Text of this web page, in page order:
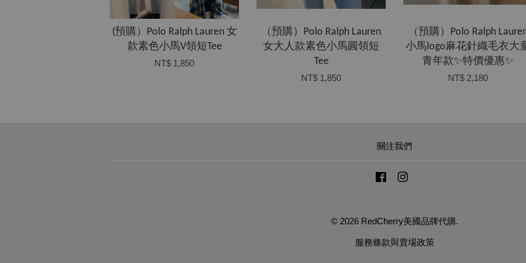
(預購）Polo Ralph Lauren 女
款素色小馬V領短Tee
NT$ 1,850
（預購）Polo Ralph Lauren
女大人款素色小馬圓領短
Tee
NT$ 1,850
（預購）Polo Ralph
小馬logo麻花針織毛衣大
青年款✨特價優惠✨
NT$ 2,180
關注我們
Facebook
© 2026 RedCherry美國品牌代購.
服務條款與賣場政策